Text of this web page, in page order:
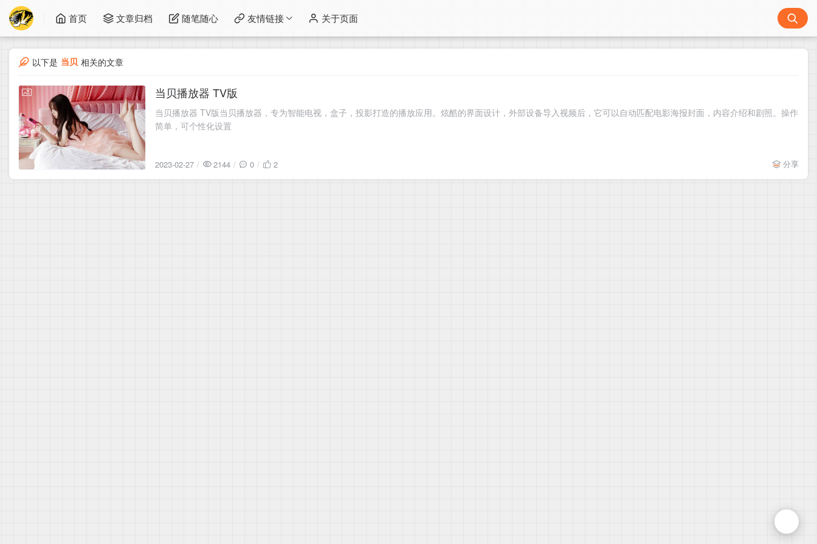
首页 文章归档 随笔随心 友情链接 关于页面
以下是 当贝 相关的文章
2023-02-27
当贝播放器 TV版
当贝播放器 TV版当贝播放器，专为智能电视，盒子，投影打造的播放应用。炫酷的界面设计，外部设备导入视频后，它可以自动匹配电影海报封面，内容介绍和剧照。操作
简单，可个性化设置
2023-02-27 2144 0 2 分享